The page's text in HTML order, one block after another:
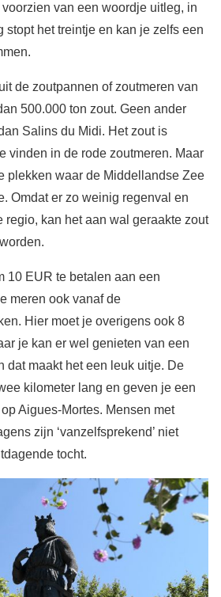
voorzien van een woordje uitleg, in
stopt het treintje en kan je zelfs een
de zoutpannen of zoutmeren van
500.000 ton zout. Geen ander
Salins du Midi. Het zout is
vinden in de rode zoutmeren. Maar
plekken waar de Middellandse Zee
Omdat er zo weinig regenval en
regio, kan het aan wal geraakte zout
10 EUR te betalen aan een
meren ook vanaf de
Hier moet je overigens ook 8
je kan er wel genieten van een
dat maakt het een leuk uitje. De
kilometer lang en geven je een
Aigues-Mortes. Mensen met
zijn ‘vanzelfsprekend’ niet
tocht.